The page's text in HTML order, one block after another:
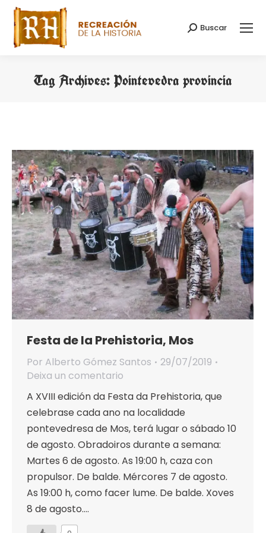
Search:
Buscar
Tag Archives: Pointevedra provincia
Festa de la Prehistoria, Mos
Por Alberto Gómez Santos
29/07/2019
Deixa un comentario
A XVIII edición da Festa da Prehistoria, que
celebrase cada ano na localidade
pontevedresa de Mos, terá lugar o sábado 10
de agosto. Obradoiros durante a semana:
Martes 6 de agosto. As 19:00 h, caza con
propulsor. De balde. Mércores 7 de agosto.
As 19:00 h, como facer lume. De balde. Xoves
8 de agosto.…